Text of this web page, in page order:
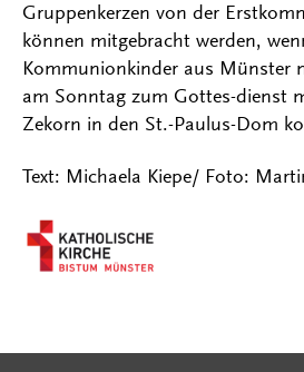
Gruppenkerzen von der
können mitgebracht werden,
Kommunionkinder aus Münster
am Sonntag zum Gottes-dienst
Zekorn in den St.-Paulus-Dom
Text: Michaela Kiepe/ Foto: